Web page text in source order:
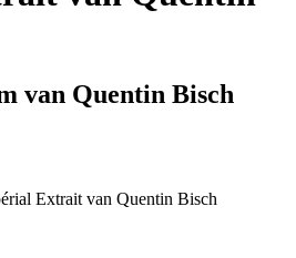
van Quentin Bisch
Extrait van Quentin Bisch